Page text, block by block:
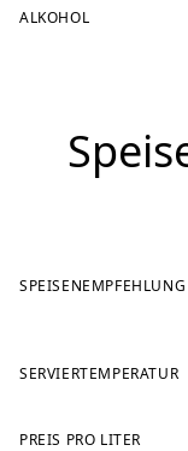
ALKOHOL
SPEISENEMPFEHLUNG
SERVIERTEMPERATUR
PREIS PRO LITER